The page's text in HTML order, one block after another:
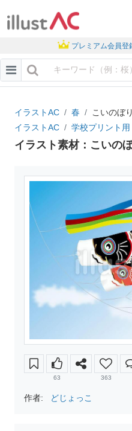
プレミアム会員登
イラストAC 春
こいのぼ
イラストAC
学校プリント用
イラスト素材：こいの
63 363
作者: どじょっこ